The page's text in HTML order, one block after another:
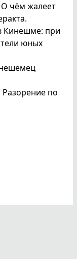
чём жалеет
Кинешме: при
юных
по